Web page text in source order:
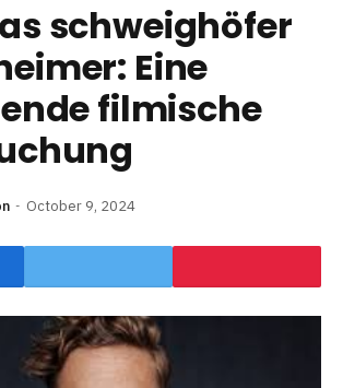
schweighöfer
Eine
filmische
October 9, 2024